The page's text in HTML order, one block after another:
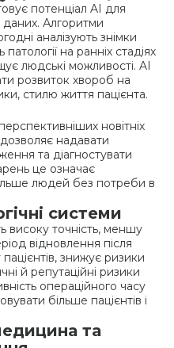
потенціал AI для
Алгоритми
аналізують знімки
на ранніх стадіях
людські можливості. AI
розвиток хвороб на
стилю життя пацієнта.
новітніх
надавати
та діагностувати
це означає
людей без потреби в
системи
високу точність, меншу
відновлення після
знижує ризики
й репутаційні ризики
операційного часу
більше пацієнтів і
та